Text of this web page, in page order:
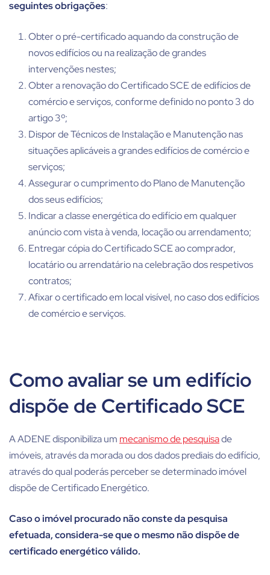
seguintes obrigações:
Obter o pré-certificado aquando da construção de
novos edifícios ou na realização de grandes
intervenções nestes;
Obter a renovação do Certificado SCE de edifícios de
comércio e serviços, conforme definido no ponto 3 do
artigo 3º;
Dispor de Técnicos de Instalação e Manutenção nas
situações aplicáveis a grandes edifícios de comércio e
serviços;
Assegurar o cumprimento do Plano de Manutenção
dos seus edifícios;
Indicar a classe energética do edifício em qualquer
anúncio com vista à venda, locação ou arrendamento;
Entregar cópia do Certificado SCE ao comprador,
locatário ou arrendatário na celebração dos respetivos
contratos;
Afixar o certificado em local visível, no caso dos edifícios
de comércio e serviços.
Como avaliar se um edifício
dispõe de Certificado SCE
A ADENE disponibiliza um mecanismo de pesquisade
imóveis, através da morada ou dos dados prediais do edifício,
através do qual poderás perceber se determinado imóvel
dispõe de Certificado Energético.
Caso o imóvel procurado não conste da pesquisa
efetuada, considera-se que o mesmo não dispõe de
certificado energético válido.